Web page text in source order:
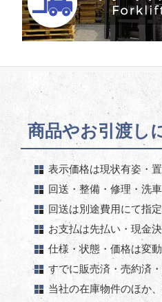
商品やお引渡し
表示価格は現状有姿・置
回送・整備・修理・洗
回送は別途費用にて指
お支払は先払い・現金
仕様・状態・価格は変
すでに販売済・売約済
当社の在庫物件のほか